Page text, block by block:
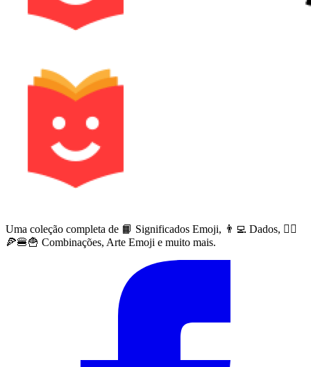
Uma coleção completa de 📙 Significados Emoji, 👨‍💻 Dados, 🙅‍♀️
🍕🍔🍟 Combinações, Arte Emoji e muito mais.